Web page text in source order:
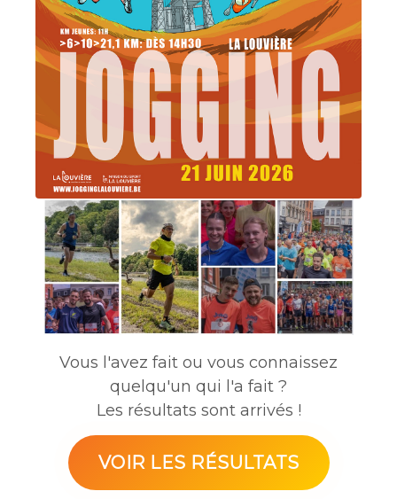
Vous l'avez fait ou vous connaissez
quelqu'un qui l'a fait ?
Les résultats sont arrivés !
VOIR LES RÉSULTATS